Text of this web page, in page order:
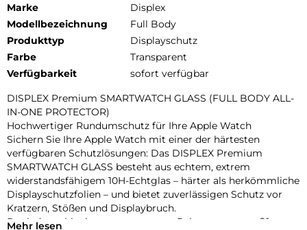
Marke
Displex
Modellbezeichnung
Full Body
Produkttyp
Displayschutz
Farbe
Transparent
Verfügbarkeit
sofort verfügbar
DISPLEX Premium SMARTWATCH GLASS (FULL BODY ALL-
IN-ONE PROTECTOR)
Hochwertiger Rundumschutz für Ihre Apple Watch
Sichern Sie Ihre Apple Watch mit einer der härtesten
verfügbaren Schutzlösungen: Das DISPLEX Premium
SMARTWATCH GLASS besteht aus echtem, extrem
widerstandsfähigem 10H-Echtglas – härter als herkömmliche
Displayschutzfolien – und bietet zuverlässigen Schutz vor
Kratzern, Stößen und Displaybruch.
Dank des schlanken, transparenten Rahmens aus stoßfestem
Mehr lesen